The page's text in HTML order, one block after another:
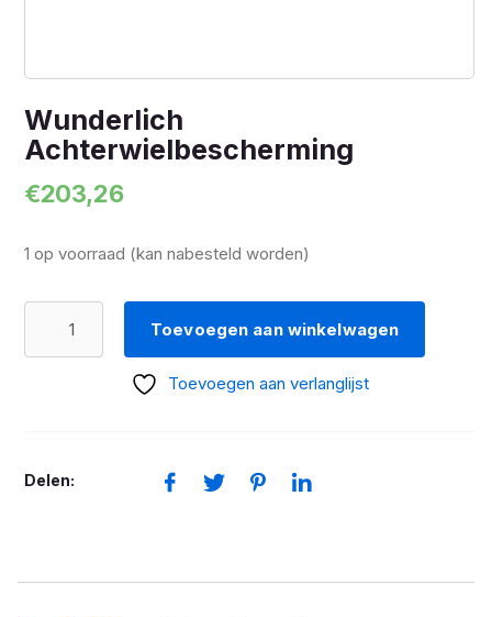
Wunderlich
Achterwielbescherming
€203,26
1 op voorraad (kan nabesteld worden)
Achterwielbescherming
Toevoegen aan winkelwagen
Toevoegen aan verlanglijst
Delen: